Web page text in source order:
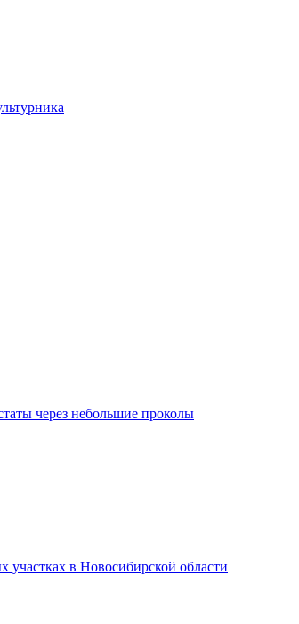
через небольшие проколы
участках в Новосибирской области